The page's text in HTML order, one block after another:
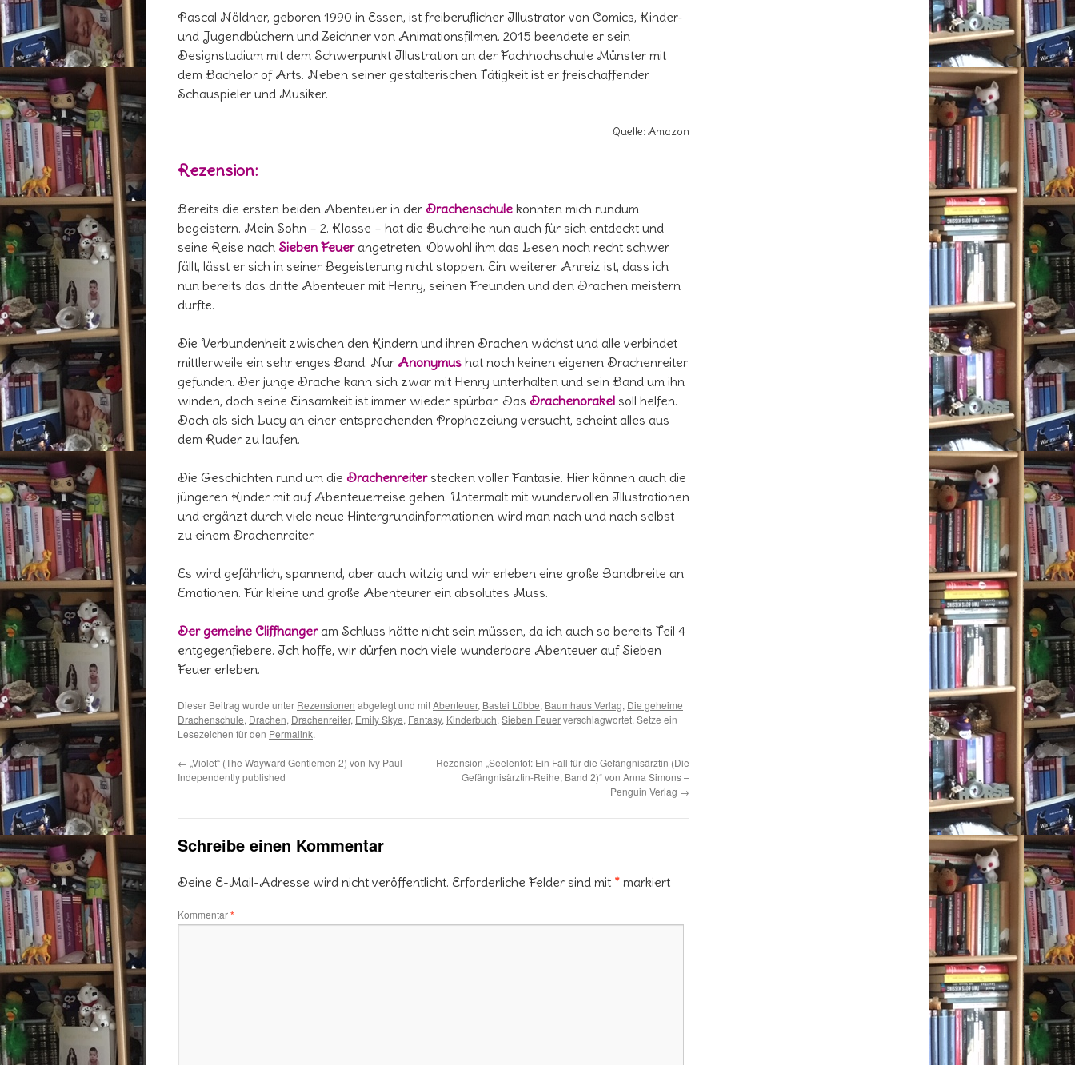
Pascal Nöldner, geboren 1990 in Essen, ist freiberuflicher Illustrator von Comics, Kinder-
und Jugendbüchern und Zeichner von Animationsfilmen. 2015 beendete er sein
Designstudium mit dem Schwerpunkt Illustration an der Fachhochschule Münster mit
dem Bachelor of Arts. Neben seiner gestalterischen Tätigkeit ist er freischaffender
Schauspieler und Musiker.
Quelle: Amazon
Rezension:
Bereits die ersten beiden Abenteuer in der Drachenschule konnten mich rundum
begeistern. Mein Sohn – 2. Klasse – hat die Buchreihe nun auch für sich entdeckt und
seine Reise nach Sieben Feuerangetreten. Obwohl ihm das Lesen noch recht schwer
fällt, lässt er sich in seiner Begeisterung nicht stoppen. Ein weiterer Anreiz ist, dass ich
nun bereits das dritte Abenteuer mit Henry, seinen Freunden und den Drachen meistern
durfte.
Die Verbundenheit zwischen den Kindern und ihren Drachen wächst und alle verbindet
mittlerweile ein sehr enges Band. Nur Anonymus hat noch keinen eigenen Drachenreiter
gefunden. Der junge Drache kann sich zwar mit Henry unterhalten und sein Band um ihn
winden, doch seine Einsamkeit ist immer wieder spürbar. Das Drachenorakel soll helfen.
Doch als sich Lucy an einer entsprechenden Prophezeiung versucht, scheint alles aus
dem Ruder zu laufen.
Die Geschichten rund um die Drachenreiterstecken voller Fantasie. Hier können auch die
jüngeren Kinder mit auf Abenteuerreise gehen. Untermalt mit wundervollen Illustrationen
und ergänzt durch viele neue Hintergrundinformationen wird man nach und nach selbst
zu einem Drachenreiter.
Es wird gefährlich, spannend, aber auch witzig und wir erleben eine große Bandbreite an
Emotionen. Für kleine und große Abenteurer ein absolutes Muss.
Der gemeine Cliffhangeram Schluss hätte nicht sein müssen, da ich auch so bereits Teil 4
entgegenfiebere. Ich hoffe, wir dürfen noch viele wunderbare Abenteuer auf Sieben
Feuer erleben.
Dieser Beitrag wurde unter Rezensionen abgelegt und mitAbenteuer, Bastei Lübbe, Baumhaus Verlag, Die geheime
Drachenschule, Drachen, Drachenreiter, Emily Skye, Fantasy, Kinderbuch,Sieben Feuerverschlagwortet. Setze ein
Lesezeichen für den Permalink.
← „Violet“ (The Wayward Gentlemen 2) von Ivy Paul –
Independently published
Rezension „Seelentot: Ein Fall für die Gefängnisärztin (Die
Gefängnisärztin-Reihe, Band 2)“ von Anna Simons –
Penguin Verlag →
Schreibe einen Kommentar
Deine E-Mail-Adresse wird nicht veröffentlicht. Erforderliche Felder sind mit * markiert
Kommentar*